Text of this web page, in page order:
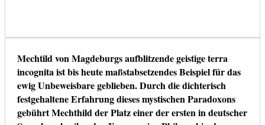
Mechtild von Magdeburgs aufblitzende geistige terra
incognita ist bis heute maßstabsetzendes Beispiel für das
ewig Unbeweisbare geblieben. Durch die dichterisch
festgehaltene Erfahrung dieses mystischen Paradoxons
gebührt Mechthild der Platz einer der ersten in deutscher